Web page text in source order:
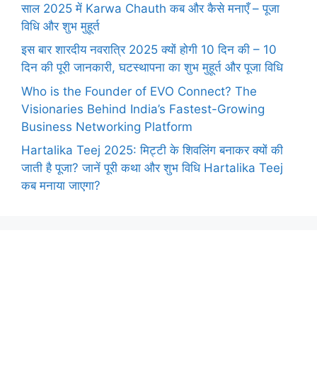
साल 2025 में Karwa Chauth कब और कैसे मनाएँ – पूजा
विधि और शुभ मुहूर्त
इस बार शारदीय नवरात्रि 2025 क्यों होगी 10 दिन की – 10
दिन की पूरी जानकारी, घटस्थापना का शुभ मुहूर्त और पूजा विधि
Who is the Founder of EVO Connect? The
Visionaries Behind India’s Fastest-Growing
Business Networking Platform
Hartalika Teej 2025: मिट्टी के शिवलिंग बनाकर क्यों की
जाती है पूजा? जानें पूरी कथा और शुभ विधि Hartalika Teej
कब मनाया जाएगा?